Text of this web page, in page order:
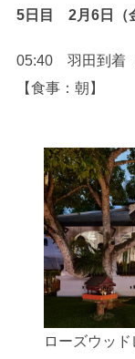
5日目 2月6日（
05:40 羽田到着
【食事：朝】
ローズウッ